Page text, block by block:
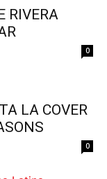
RIVERA
0
LA COVER
0